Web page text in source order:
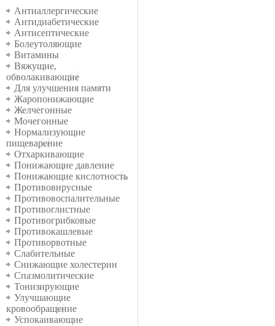
Группы
Антиаллергические
Антидиабетические
Антисептические
Болеутоляющие
Витамины
Вяжущие,
обволакивающие
Для улучшения памяти
Жаропонижающие
Желчегонные
Мочегонные
Нормализующие
пищеварение
Отхаркивающие
Понижающие давление
Понижающие кислотность
Противовирусные
Противовоспалительные
Противоглистные
Противогрибковые
Противокашлевые
Противорвотные
Слабительные
Снижающие холестерин
Спазмолитические
Тонизирующие
Улучшающие
кровообращение
Успокаивающие